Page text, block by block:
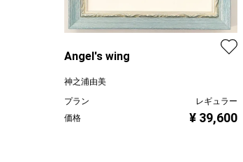
Angel's wing
神之浦由美
プラン
レギュラー
価格
¥ 39,600